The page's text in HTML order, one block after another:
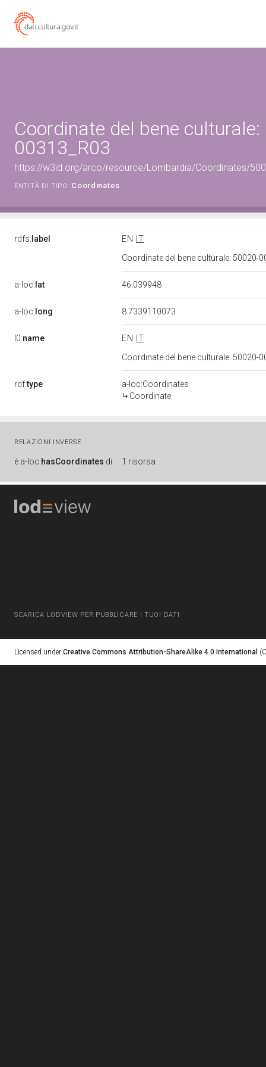
Coordinate del bene
00313_R03
https://w3id.org/arco/resource/Lombardia/Coordinates/
ENTITÀ DI TIPO: Coordinates
rdfs: label EN
IT
Coordinate del bene culturale: 50020-
a-loc: lat 46.039948
a-loc: long 8.7339110073
l0:name EN
IT
Coordinate del bene culturale: 50020-
rdf:type
a-loc:Coordinates
Coordinate
RELAZIONI INVERSE
è a-loc:hasCoordinates di 1 risorsa
SCARICA LODVIEW PER PUBBLICARE I TUOI DATI
Licensed under Creative Commons Attribution-ShareAlike 4.0 International